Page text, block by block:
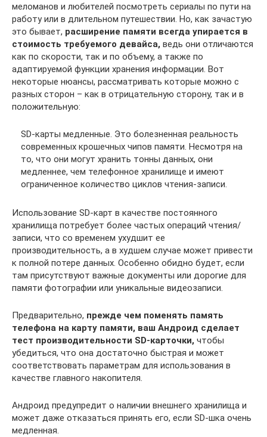
меломанов и любителей посмотреть сериалы по пути на
работу или в длительном путешествии. Но, как зачастую
это бывает, расширение памяти всегда упирается в
стоимость требуемого девайса, ведь они отличаются
как по скорости, так и по объему, а также по
адаптируемой функции хранения информации. Вот
некоторые нюансы, рассматривать которые можно с
разных сторон – как в отрицательную сторону, так и в
положительную:
SD-карты медленные. Это болезненная реальность
современных крошечных чипов памяти. Несмотря на
то, что они могут хранить тонны данных, они
медленнее, чем телефонное хранилище и имеют
ограниченное количество циклов чтения-записи.
Использование SD-карт в качестве постоянного
хранилища потребует более частых операций чтения/
записи, что со временем ухудшит ее
производительность, а в худшем случае может привести
к полной потере данных. Особенно обидно будет, если
там присутствуют важные документы или дорогие для
памяти фотографии или уникальные видеозаписи.
Предварительно, прежде чем поменять память
телефона на карту памяти, ваш Андроид сделает
тест производительности SD-карточки, чтобы
убедиться, что она достаточно быстрая и может
соответствовать параметрам для использования в
качестве главного накопителя.
Андроид предупредит о наличии внешнего хранилища и
может даже отказаться принять его, если SD-шка очень
медленная.